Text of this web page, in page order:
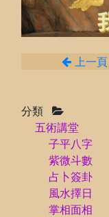
上一頁
分類
五術講堂
子平八字
紫微斗數
占卜簽卦
風水擇日
掌相面相